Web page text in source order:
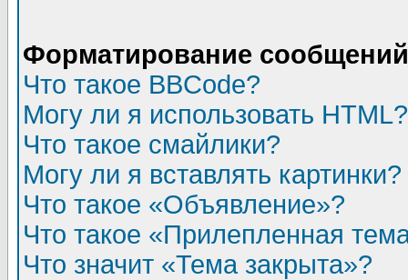
Форматирование
Что такое BBCode?
Могу ли я использовать HTML?
Что такое смайлики?
Могу ли я вставлять картинки?
Что такое «Объявление»?
Что такое «Прилепленная
Что значит «Тема закрыта»?